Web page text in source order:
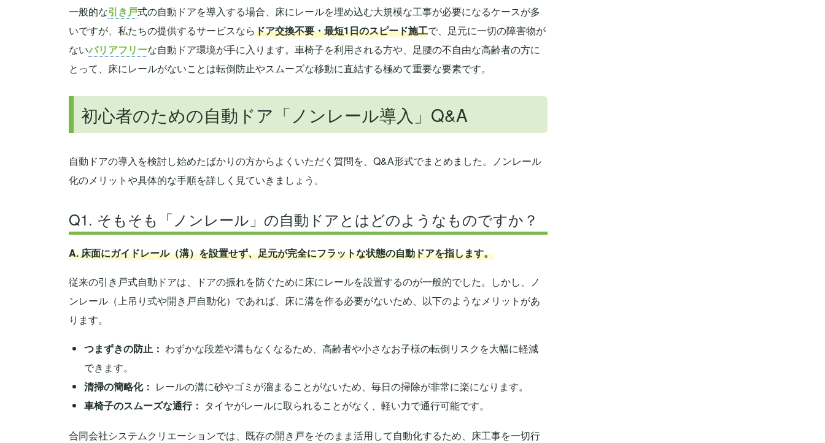
一般的な引き戸式の自動ドアを導入する場合、床にレールを埋め込む大規模な工事が必要になるケースが多
いですが、私たちの提供するサービスならドア交換不要・最短1日のスピード施工で、足元に一切の障害物が
ないバリアフリーな自動ドア環境が手に入ります。車椅子を利用される方や、足腰の不自由な高齢者の方に
とって、床にレールがないことは転倒防止やスムーズな移動に直結する極めて重要な要素です。
初心者のための自動ドア「ノンレール導入」Q&A
自動ドアの導入を検討し始めたばかりの方からよくいただく質問を、Q&A形式でまとめました。ノンレール
化のメリットや具体的な手順を詳しく見ていきましょう。
Q1. そもそも「ノンレール」の自動ドアとはどのようなものですか？
A. 床面にガイドレール（溝）を設置せず、足元が完全にフラットな状態の自動ドアを指します。
従来の引き戸式自動ドアは、ドアの振れを防ぐために床にレールを設置するのが一般的でした。しかし、ノ
ンレール（上吊り式や開き戸自動化）であれば、床に溝を作る必要がないため、以下のようなメリットがあ
ります。
つまずきの防止： わずかな段差や溝もなくなるため、高齢者や小さなお子様の転倒リスクを大幅に軽減
できます。
清掃の簡略化： レールの溝に砂やゴミが溜まることがないため、毎日の掃除が非常に楽になります。
車椅子のスムーズな通行： タイヤがレールに取られることがなく、軽い力で通行可能です。
合同会社システムクリエーションでは、既存の開き戸をそのまま活用して自動化するため、床工事を一切行